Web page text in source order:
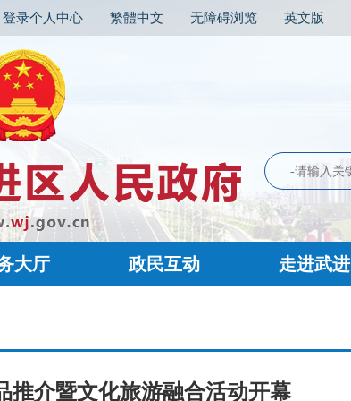
登录个人中心 繁體中文 无障碍浏览 英文版
大厅 政民互动 走进武进
介暨文化旅游融合活动开幕